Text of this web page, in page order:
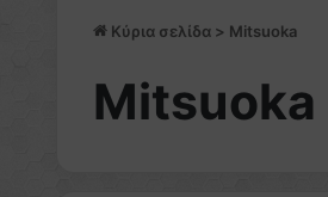
Κύρια σελίδα > Mitsuoka
Mitsuoka